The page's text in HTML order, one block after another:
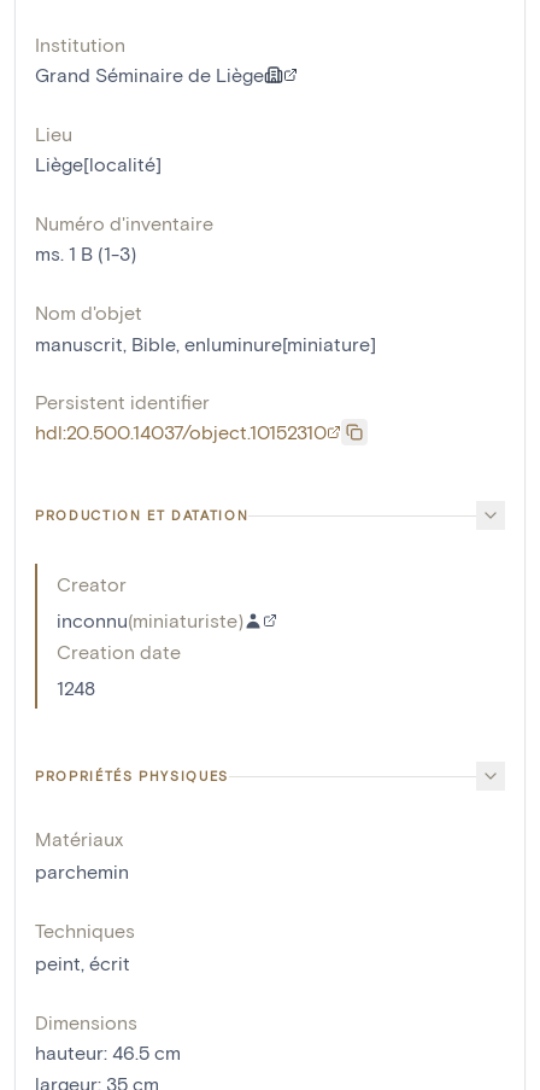
Institution
Grand Séminaire de Liège
Lieu
Liège[localité]
Numéro d'inventaire
ms. 1 B (1-3)
Nom d'objet
manuscrit, Bible, enluminure[miniature]
Persistent identifier
hdl:20.500.14037/object.10152310
PRODUCTION ET DATATION
Creator
inconnu(miniaturiste)
Creation date
1248
PROPRIÉTÉS PHYSIQUES
Matériaux
parchemin
Techniques
peint, écrit
Dimensions
hauteur: 46.5 cm
largeur: 35 cm